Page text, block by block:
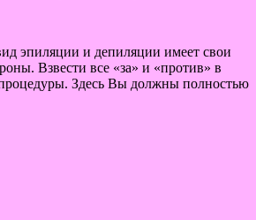
эпиляции и депиляции имеет свои
Взвести все «за» и «против» в
Здесь Вы должны полностью